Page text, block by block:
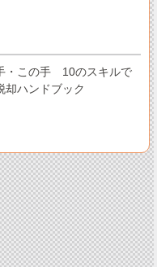
・この手 10のスキルで
却ハンドブック